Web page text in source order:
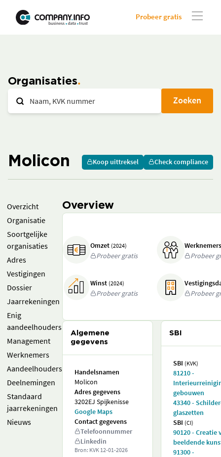
Probeer gratis
Organisaties
Zoeken
Molicon Koop uittreksel Check compliance
Overzicht
Organisatie
Soortgelijke
organisaties
Adres
Vestigingen
Dossier
Jaarrekeningen
Enig
aandeelhouders
Management
Werknemers
Aandeelhouders
Deelnemingen
Standaard
jaarrekeningen
Nieuws
Overview
Omzet (2024)
Probeer gratis
Probeer
Winst (2024)
Probeer gratis
Probeer
Algemene
gegevens
Handelsnamen
Molicon
Adres gegevens
3202EJ Spijkenisse
Google Maps
Contact gegevens
Telefoonnummer
Linkedin
Bron: KVK 12-01-2026
SBI
SBI (KVK)
81210 -
gebouwen
43340 -
glaszetten
SBI (CI)
90120 - Creatie
beeldende
91300 -